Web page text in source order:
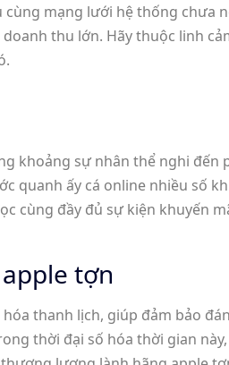
mạng lưới hệ thống chưa
thu lớn. Hãy thuộc linh
khoảng sự nhân thể nghi đến
ấy cá online nhiều số
cùng đầy đủ sự kiện khuyến
tợn
thanh lịch, giúp đảm bảo
thời đại số hóa thời gian